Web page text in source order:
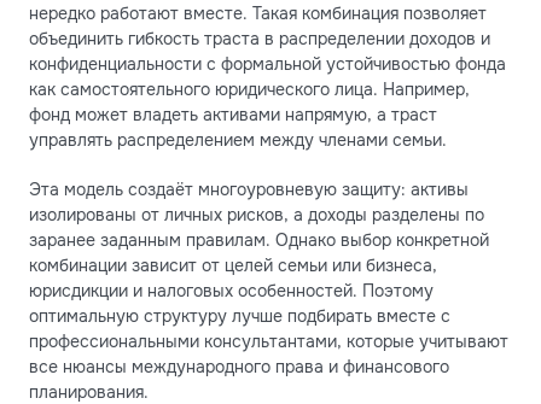
нередко работают вместе. Такая комбинация позволяет
объединить гибкость траста в распределении доходов и
конфиденциальности с формальной устойчивостью фонда
как самостоятельного юридического лица. Например,
фонд может владеть активами напрямую, а траст
управлять распределением между членами семьи.
Эта модель создаёт многоуровневую защиту: активы
изолированы от личных рисков, а доходы разделены по
заранее заданным правилам. Однако выбор конкретной
комбинации зависит от целей семьи или бизнеса,
юрисдикции и налоговых особенностей. Поэтому
оптимальную структуру лучше подбирать вместе с
профессиональными консультантами, которые учитывают
все нюансы международного права и финансового
планирования.